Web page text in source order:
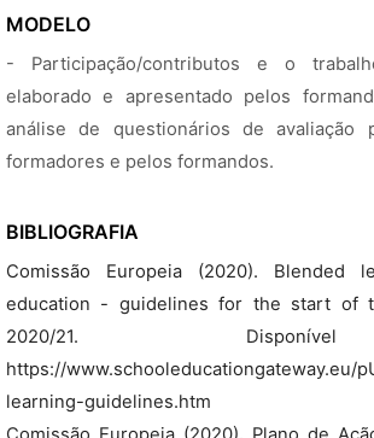
MODELO
- Participação/contributos e o
elaborado e apresentado pelos
análise de questionários de avaliação
formadores e pelos formandos.
BIBLIOGRAFIA
Comissão Europeia (2020). Blended
education - guidelines for the start of
2020/21.
https://www.schooleducationgateway.eu/
learning-guidelines.htm